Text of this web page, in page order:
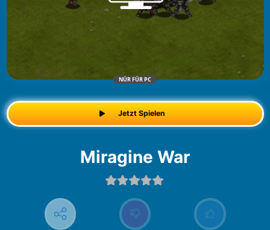
NÜR FÜR PC
Jetzt Spielen
Miragine War